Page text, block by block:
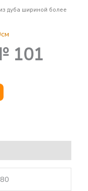
дуба шириной более
101
80